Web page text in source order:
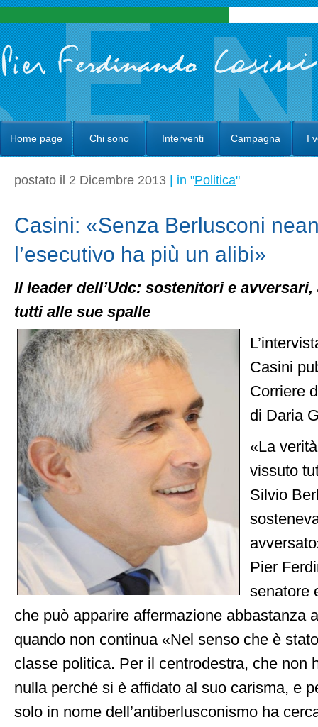
Home page Chi sono Interventi Campagna I
postato il 2 Dicembre 2013 | in "Politica"
Casini: «Senza Berlusconi
l’esecutivo ha più un alibi»
Il leader dell’Udc: sostenitori e
tutti alle sue spalle
Casini
Corriere
di Daria
«La
vissuto
Silvio
Pier
senatore
che può apparire affermazione abbastanza
quando non continua «Nel senso che è
classe politica. Per il centrodestra, che non
nulla perché si è affidato al suo carisma, e
solo in nome dell’antiberlusconismo ha